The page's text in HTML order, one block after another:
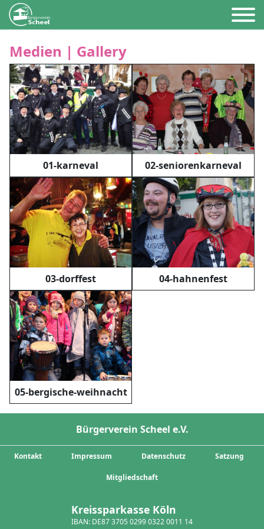
Medien | Gallery
01-karneval 02-seniorenkarneval
03-dorffest 04-hahnenfest
05-bergische-weihnacht
Bürgerverein Scheel e.V.
Kontakt Impressum Datenschutz Satzung
Mitgliedschaft
Kreissparkasse Köln
IBAN: DE87 3705 0299 0322 0011 14